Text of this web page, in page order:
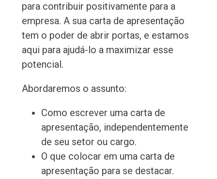
para contribuir positivamente para a
empresa. A sua carta de apresentação
tem o poder de abrir portas, e estamos
aqui para ajudá-lo a maximizar esse
potencial.
Abordaremos o assunto:
Como escrever uma carta de
apresentação, independentemente
de seu setor ou cargo.
O que colocar em uma carta de
apresentação para se destacar.